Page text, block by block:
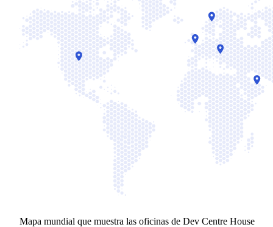
Mapa mundial que muestra las oficinas de Dev Centre House